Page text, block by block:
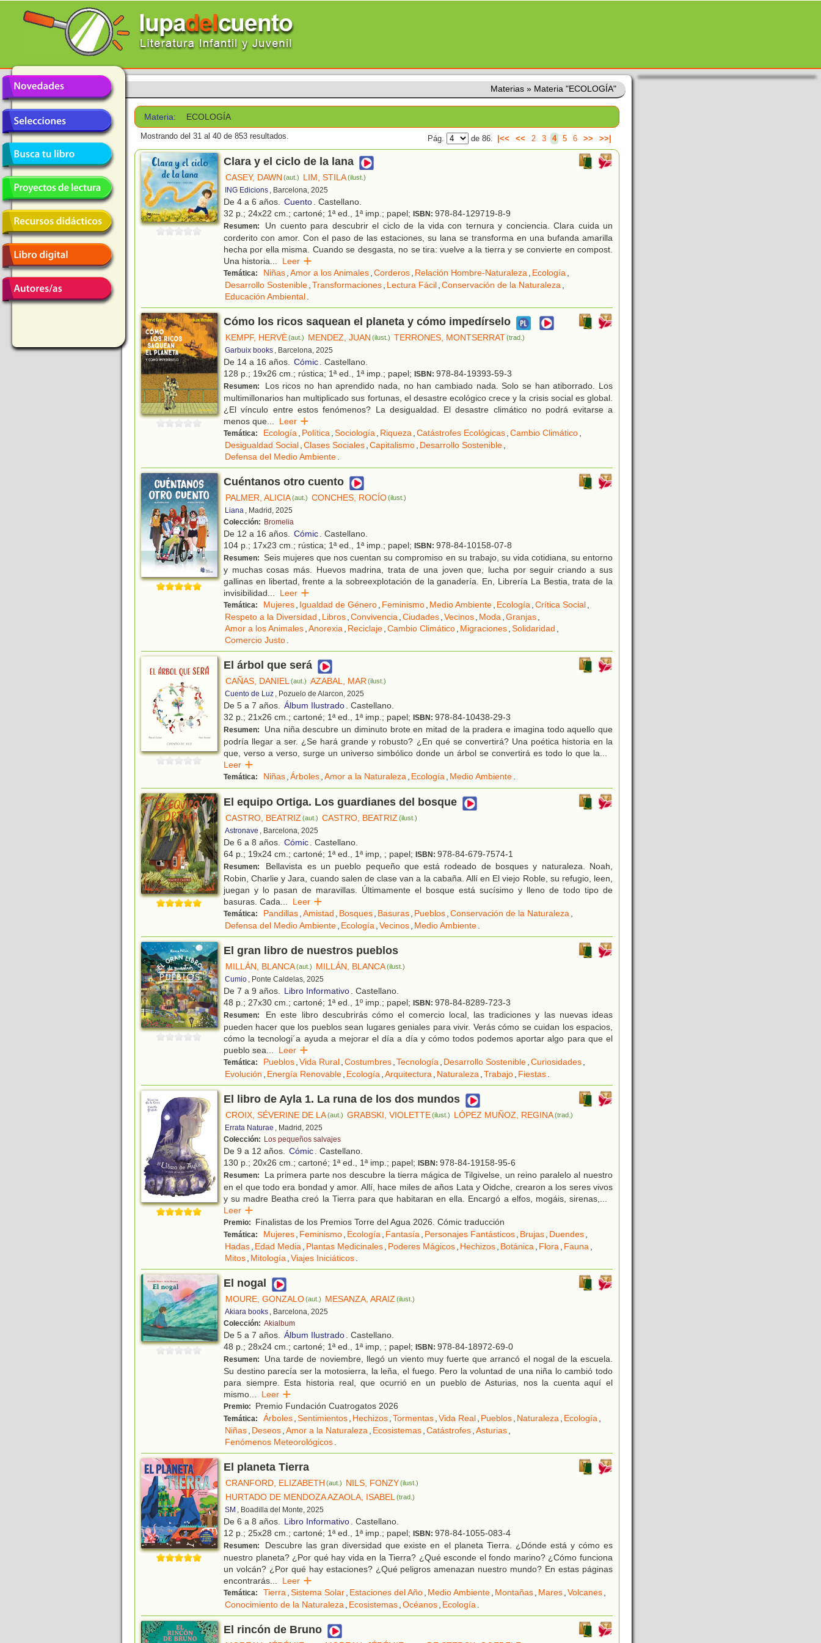
Materias » Materia "ECOLOGÍA"
Materia: ECOLOGÍA
Mostrando del 31 al 40 de 853 resultados. Pág. de 86. |<< << 2 3 4 5 6 >> >>|
Clara y el ciclo de la lana
CASEY, DAWN (aut.) LIM, STILA(ilust.)
ING Edicions , Barcelona, 2025
De 4 a 6 años. Cuento. Castellano.
32 p.; 24x22 cm.; cartoné; 1ª ed., 1ª imp.; papel; ISBN: 978-84-129719-8-9
Resumen:
Un cuento para descubrir el ciclo de la vida con ternura y conciencia. Clara cuida un
corderito con amor. Con el paso de las estaciones, su lana se transforma en una bufanda amarilla
hecha por ella misma. Cuando se desgasta, no se tira: vuelve a la tierra y se convierte en compost.
Una historia... Leer
Temática: Niñas,Amor a los Animales,Corderos, Relación Hombre-Naturaleza, Ecología,
Desarrollo Sostenible,Transformaciones, Lectura Fácil,Conservación de la Naturaleza,
Educación Ambiental.
Cómo los ricos saquean el planeta y cómo impedírselo
KEMPF, HERVÈ(aut.) MENDEZ, JUAN (ilust.) TERRONES, MONTSERRAT (trad.)
Garbuix books , Barcelona, 2025
De 14 a 16 años. Cómic. Castellano.
128 p.; 19x26 cm.; rústica; 1ª ed., 1ª imp.; papel; ISBN: 978-84-19393-59-3
Resumen:
Los ricos no han aprendido nada, no han cambiado nada. Solo se han atiborrado. Los
multimillonarios han multiplicado sus fortunas, el desastre ecológico crece y la crisis social es global.
¿El vínculo entre estos fenómenos? La desigualdad. El desastre climático no podrá evitarse a
menos que... Leer
Temática: Ecología, Política,Sociología, Riqueza,Catástrofes Ecológicas,Cambio Climático,
Desigualdad Social,Clases Sociales,Capitalismo, Desarrollo Sostenible,
Defensa del Medio Ambiente.
Cuéntanos otro cuento
PALMER, ALICIA(aut.) CONCHES, ROCÍO(ilust.)
Liana , Madrid, 2025
Colección: Bromelia
De 12 a 16 años. Cómic. Castellano.
104 p.; 17x23 cm.; rústica; 1ª ed., 1ª imp.; papel; ISBN: 978-84-10158-07-8
Resumen: Seis mujeres que nos cuentan su compromiso en su trabajo, su vida cotidiana, su entorno
y muchas cosas más. Huevos madrina, trata de una joven que, lucha por seguir criando a sus
gallinas en libertad, frente a la sobreexplotación de la ganadería. En, Librería La Bestia, trata de la
invisibilidad... Leer
Temática: Mujeres, Igualdad de Género, Feminismo, Medio Ambiente, Ecología,Crítica Social,
Respeto a la Diversidad , Libros,Convivencia,Ciudades,Vecinos, Moda,Granjas,
Amor a los Animales,Anorexia, Reciclaje,Cambio Climático, Migraciones,Solidaridad ,
Comercio Justo.
El árbol que será
CAÑAS, DANIEL(aut.) AZABAL, MAR(ilust.)
Cuento de Luz , Pozuelo de Alarcon, 2025
De 5 a 7 años. Álbum Ilustrado. Castellano.
32 p.; 21x26 cm.; cartoné; 1ª ed., 1ª imp.; papel; ISBN: 978-84-10438-29-3
Resumen:
Una niña descubre un diminuto brote en mitad de la pradera e imagina todo aquello que
podría llegar a ser. ¿Se hará grande y robusto? ¿En qué se convertirá? Una poética historia en la
que, verso a verso, surge un universo simbólico donde un árbol se convertirá es todo lo que la...
Leer
Temática: Niñas,Árboles,Amor a la Naturaleza, Ecología, Medio Ambiente.
El equipo Ortiga. Los guardianes del bosque
CASTRO, BEATRIZ(aut.) CASTRO, BEATRIZ(ilust.)
Astronave , Barcelona, 2025
De 6 a 8 años. Cómic. Castellano.
64 p.; 19x24 cm.; cartoné; 1ª ed., 1ª imp, ; papel; ISBN: 978-84-679-7574-1
Resumen:
Bellavista es un pueblo pequeño que está rodeado de bosques y naturaleza. Noah,
Robin, Charlie y Jara, cuando salen de clase van a la cabaña. Allí en El viejo Roble, su refugio, leen,
juegan y lo pasan de maravillas. Últimamente el bosque está sucísimo y lleno de todo tipo de
basuras. Cada... Leer
Temática: Pandillas,Amistad , Bosques, Basuras, Pueblos,Conservación de la Naturaleza,
Defensa del Medio Ambiente, Ecología,Vecinos, Medio Ambiente.
El gran libro de nuestros pueblos
MILLÁN, BLANCA(aut.) MILLÁN, BLANCA(ilust.)
Cumio , Ponte Caldelas, 2025
De 7 a 9 años. Libro Informativo. Castellano.
48 p.; 27x30 cm.; cartoné; 1ª ed., 1º imp.; papel; ISBN: 978-84-8289-723-3
Resumen:
En este libro descubrirás cómo el comercio local, las tradiciones y las nuevas ideas
pueden hacer que los pueblos sean lugares geniales para vivir. Verás cómo se cuidan los espacios,
cómo la tecnologi´a ayuda a mejorar el día a día y cómo todos podemos aportar algo para que el
pueblo sea... Leer
Temática: Pueblos,Vida Rural,Costumbres,Tecnología, Desarrollo Sostenible,Curiosidades,
Evolución , Energía Renovable, Ecología,Arquitectura, Naturaleza,Trabajo, Fiestas.
El libro de Ayla 1. La runa de los dos mundos
CROIX, SÉVERINE DE LA(aut.) GRABSKI, VIOLETTE(ilust.) LÓPEZ MUÑOZ, REGINA(trad.)
Errata Naturae , Madrid, 2025
Colección: Los pequeños salvajes
De 9 a 12 años. Cómic. Castellano.
130 p.; 20x26 cm.; cartoné; 1ª ed., 1ª imp.; papel; ISBN: 978-84-19158-95-6
Resumen:
La primera parte nos descubre la tierra mágica de Tilgivelse, un reino paralelo al nuestro
en el que todo era bondad y amor. Allí, hace miles de años Lata y Oidche, crearon a los seres vivos
y su madre Beatha creó la Tierra para que habitaran en ella. Encargó a elfos, mogáis, sirenas,...
Leer
Premio: Finalistas de los Premios Torre del Agua 2026. Cómic traducción
Temática: Mujeres, Feminismo, Ecología, Fantasía, Personajes Fantásticos, Brujas, Duendes,
Hadas, Edad Media, Plantas Medicinales, Poderes Mágicos, Hechizos, Botánica, Flora, Fauna,
Mitos, Mitología,Viajes Iniciáticos.
El nogal
MOURE, GONZALO(aut.) MESANZA, ARAIZ(ilust.)
Akiara books , Barcelona, 2025
Colección: Akialbum
De 5 a 7 años. Álbum Ilustrado. Castellano.
48 p.; 28x24 cm.; cartoné; 1ª ed., 1ª imp, ; papel; ISBN: 978-84-18972-69-0
Resumen:
Una tarde de noviembre, llegó un viento muy fuerte que arrancó el nogal de la escuela.
Su destino parecía ser la motosierra, la leña, el fuego. Pero la voluntad de una niña lo cambió todo
para siempre. Esta historia real, que ocurrió en un pueblo de Asturias, nos la cuenta aquí el
mismo... Leer
Premio: Premio Fundación Cuatrogatos 2026
Temática: Árboles,Sentimientos, Hechizos,Tormentas,Vida Real, Pueblos, Naturaleza, Ecología,
Niñas, Deseos,Amor a la Naturaleza, Ecosistemas,Catástrofes,Asturias,
Fenómenos Meteorológicos.
El planeta Tierra
CRANFORD, ELIZABETH (aut.) NILS, FONZY(ilust.)
HURTADO DE MENDOZA AZAOLA, ISABEL(trad.)
SM , Boadilla del Monte, 2025
De 6 a 8 años. Libro Informativo. Castellano.
12 p.; 25x28 cm.; cartoné; 1ª ed., 1ª imp.; papel; ISBN: 978-84-1055-083-4
Resumen:
Descubre las gran diversidad que existe en el planeta Tierra. ¿Dónde está y cómo es
nuestro planeta? ¿Por qué hay vida en la Tierra? ¿Qué esconde el fondo marino? ¿Cómo funciona
un volcán? ¿Por qué hay estaciones? ¿Qué peligros amenazan nuestro mundo? En estas páginas
encontrarás... Leer
Temática: Tierra,Sistema Solar, Estaciones del Año, Medio Ambiente, Montañas, Mares,Volcanes,
Conocimiento de la Naturaleza, Ecosistemas,Océanos, Ecología.
El rincón de Bruno